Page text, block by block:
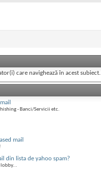
care navighează în acest subiect.
- Banci/Servicii etc.
mail
din lista de yahoo spam?
lobby...